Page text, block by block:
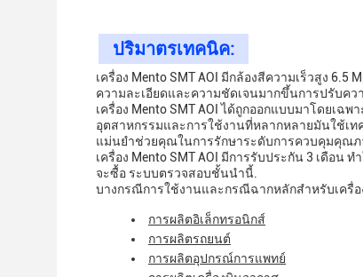
ปริมาตรเทคนิค:
เครื่อง Mento SMT AOI มีกล้องสีความเร็วสูง
ความละเอียดและความชัดเจนมากขึ้นการปรับค
เครื่อง Mento SMT AOI ได้ถูกออกแบบมาโดยเ
อุตสาหกรรมและการใช้งานที่หลากหลายมันใช้เ
แม่นยําช่วยคุณในการรักษาระดับการควบคุมคุณ
เครื่อง Mento SMT AOI มีการรับประกัน 3 เดือ
จะซื้อ ระบบตรวจสอบชั้นนํานี้.
บางกรณีการใช้งานและกรณีฉากหลักสําหรับเครื่อ
การผลิตอิเล็กทรอนิกส์
การผลิตรถยนต์
การผลิตอุปกรณ์การแพทย์